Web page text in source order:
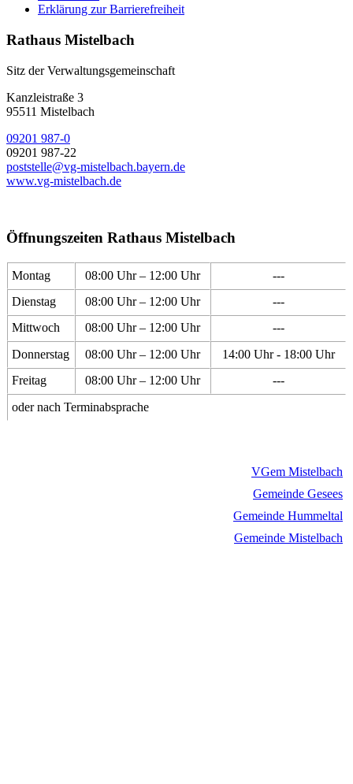
Erklärung zur Barrierefreiheit
Rathaus Mistelbach
Sitz der Verwaltungsgemeinschaft
Kanzleistraße 3
95511 Mistelbach
09201 987-0
09201 987-22
poststelle@vg-mistelbach.bayern.de
www.vg-mistelbach.de
Öffnungszeiten Rathaus Mistelbach
Montag 08:00 Uhr – 12:00 Uhr
---
Dienstag
08:00 Uhr – 12:00 Uhr
---
Mittwoch
08:00 Uhr – 12:00 Uhr
---
Donnerstag
08:00 Uhr – 12:00 Uhr
14:00 Uhr - 18:00 Uhr
Freitag
08:00 Uhr – 12:00 Uhr
---
oder nach Terminabsprache
VGem Mistelbach
Gemeinde Gesees
Gemeinde Hummeltal
Gemeinde Mistelbach